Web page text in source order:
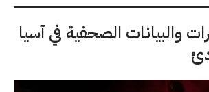
والبيانات الصحفية في آسيا